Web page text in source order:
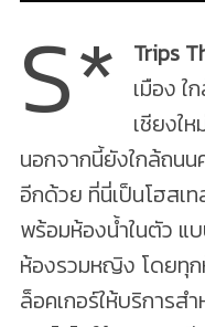
S* Trips
เมือง ใ
เชียงใ
นอกจากนี้ยังใกล้ถน
อีกด้วย ที่นี่เป็นโฮสเ
พร้อมห้องน้ำในตัว
ห้องรวมหญิง โดยทุก
ล็อคเกอร์ให้บริการส